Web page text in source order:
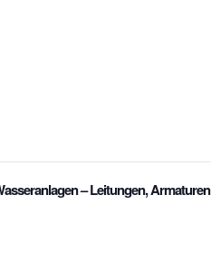
– Leitungen, Armaturen